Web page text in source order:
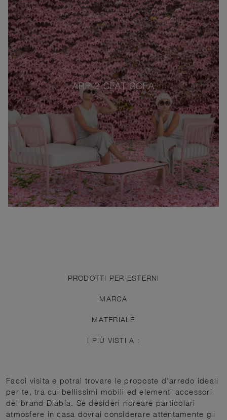
PRODOTTI PER ESTERNI
MARCA
MATERIALE
I PIÙ VISTI A :
ARP 2 SEAT SOFA
Facci visita e potrai trovare le proposte d'arredo ideali
per te, tra cui bellissimi mobili ed elementi accessori
del brand Diabla. Se desideri ricreare particolari
atmosfere in casa dovrai considerare attentamente gli